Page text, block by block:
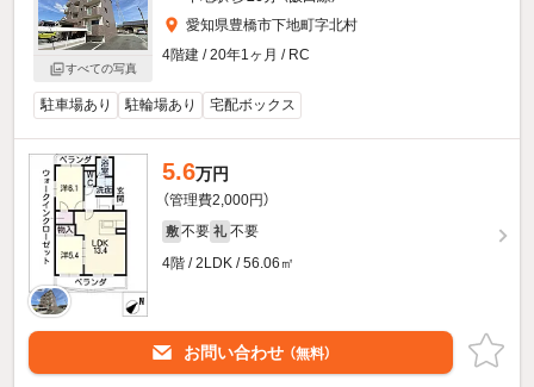
すべての写真
愛知県豊橋市下地町字北村
4階建 / 20年1ヶ月 / RC
駐車場あり 駐輪場あり 宅配ボックス
5.6万円
（管理費2,000円）
敷 不要 礼 不要
4階 / 2LDK / 56.06㎡
お問い合わせ （無料）